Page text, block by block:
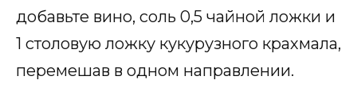
добавьте вино, соль 0,5 чайной ложки и
1 столовую ложку кукурузного крахмала,
перемешав в одном направлении.